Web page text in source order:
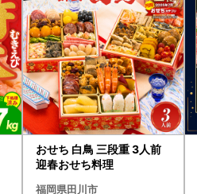
おせち 白鳥 三段重 3人前
迎春おせち料理
福岡県田川市